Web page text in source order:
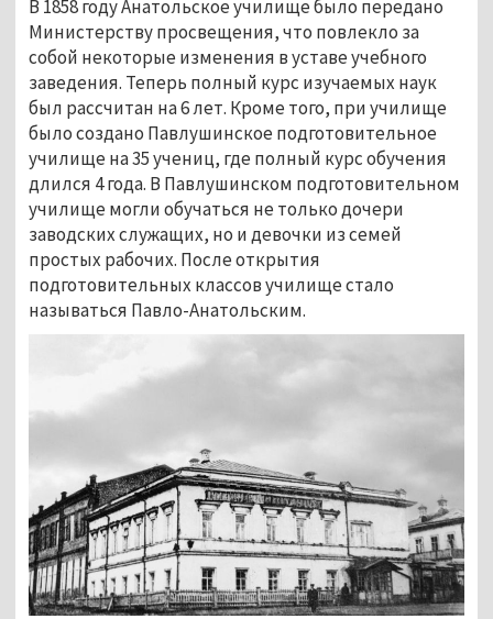
В 1858 году Анатольское училище было передано
Министерству просвещения, что повлекло за
собой некоторые изменения в уставе учебного
заведения. Теперь полный курс изучаемых наук
был рассчитан на 6 лет. Кроме того, при училище
было создано Павлушинское подготовительное
училище на 35 учениц, где полный курс обучения
длился 4 года. В Павлушинском подготовительном
училище могли обучаться не только дочери
заводских служащих, но и девочки из семей
простых рабочих. После открытия
подготовительных классов училище стало
называться Павло-Анатольским.